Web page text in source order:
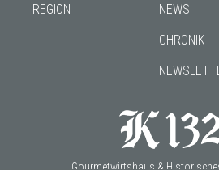
REGION
NEWS
CHRONIK
Gourmetwirtshaus &